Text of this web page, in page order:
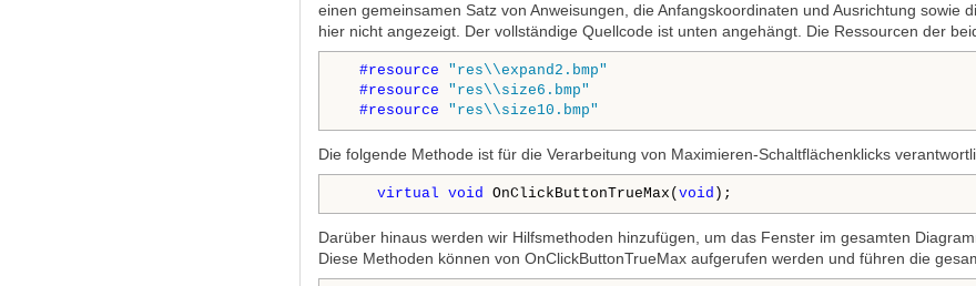
einen gemeinsamen Satz von Anweisungen, die Anfangskoordinaten und Ausrichtung sowie
hier nicht angezeigt. Der vollständige Quellcode ist unten angehängt. Die Ressourcen der
#resource
"res\\expand2.bmp"
#resource
"res\\size6.bmp"
#resource
"res\\size10.bmp"
Die folgende Methode ist für die Verarbeitung von Maximieren-Schaltflächenklicks
virtual void OnClickButtonTrueMax( void );
Darüber hinaus werden wir Hilfsmethoden hinzufügen, um das Fenster im gesamten
Diese Methoden können von OnClickButtonTrueMax aufgerufen werden und führen die